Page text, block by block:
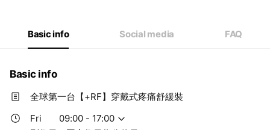
Closed
列假日、國定假日為公休日
Basic info Social media FAQ
Basic info
全球第一台【+RF】穿戴式疼痛舒緩裝
Fri
09:00 - 17:00